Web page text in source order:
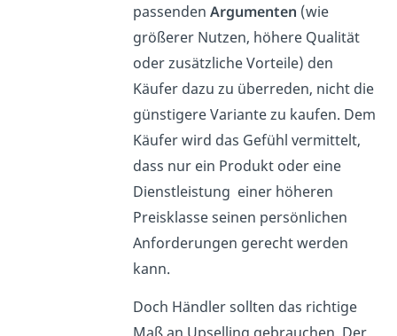
passenden Argumenten (wie
größerer Nutzen, höhere Qualität
oder zusätzliche Vorteile) den
Käufer dazu zu überreden, nicht die
günstigere Variante zu kaufen. Dem
Käufer wird das Gefühl vermittelt,
dass nur ein Produkt oder eine
Dienstleistung einer höheren
Preisklasse seinen persönlichen
Anforderungen gerecht werden
kann.
Doch Händler sollten das richtige